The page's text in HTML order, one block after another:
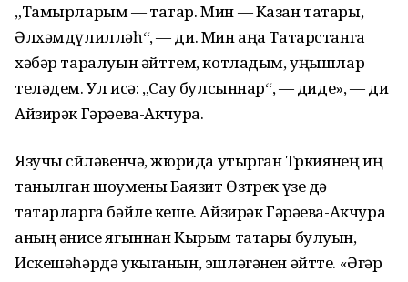
„Тамырларым — татар. Мин — Казан татары,
Әлхәмдүлилләһ“, — ди. Мин аңа Татарстанга
хәбәр таралуын әйттем, котладым, уңышлар
теләдем. Ул исә: „Сау булсыннар“, — диде», — ди
Айзирәк Гәрәева-Акчура.
Язучы сөйләвенчә, жюрида утырган Төркиянең иң
танылган шоумены Баязит Өзтөрек үзе дә
татарларга бәйле кеше. Айзирәк Гәрәева-Акчура
аның әнисе ягыннан Кырым татары булуын,
Искешәһәрдә укыганын, эшләгәнен әйтте. «Әгәр